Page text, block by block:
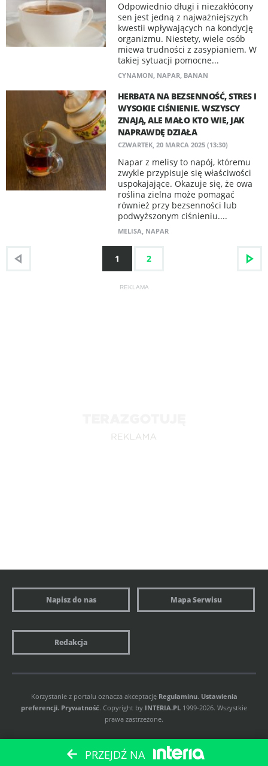
Odpowiednio długi i niezakłócony
sen jest jedną z najważniejszych
kwestii wpływających na kondycję
organizmu. Niestety, wiele osób
miewa trudności z zasypianiem. W
takiej sytuacji pomocne...
CYNAMON, NAPAR, BANAN
HERBATA NA BEZSENNOŚĆ, STRES I
WYSOKIE CIŚNIENIE. WSZYSCY
ZNAJĄ, ALE MAŁO KTO WIE, JAK
NAPRAWDĘ DZIAŁA
CZWARTEK, 20 MARCA 2025 (13:30)
Napar z melisy to napój, któremu
zwykle przypisuje się właściwości
uspokajające. Okazuje się, że owa
roślina zielna może pomagać
również przy bezsenności lub
podwyższonym ciśnieniu....
MELISA, NAPAR
1 2
REKLAMA
Napisz do nas Mapa Serwisu
Redakcja
Korzystanie z portalu oznacza akceptację Regulaminu. Ustawienia
preferencji. Prywatność. Copyright by INTERIA.PL 1999-2026. Wszystkie
prawa zastrzeżone.
PRZEJDŹ NA